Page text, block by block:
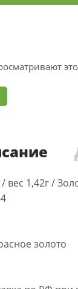
вес 1,42г /
золото